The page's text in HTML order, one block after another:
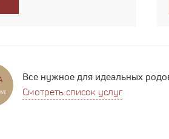
Все нужное для идеальных
Смотреть список услуг